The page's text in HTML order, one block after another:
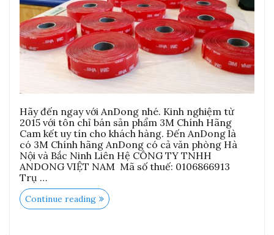
Hãy đến ngay với AnDong nhé. Kinh nghiệm từ
2015 với tôn chỉ bán sản phẩm 3M Chính Hãng
Cam kết uy tín cho khách hàng. Đến AnDong là
có 3M Chính hãng AnDong có cả văn phòng Hà
Nội và Bắc Ninh Liên Hệ CÔNG TY TNHH
ANDONG VIỆT NAM Mã số thuế: 0106866913
Trụ …
Continue reading“Cửa
Hàng